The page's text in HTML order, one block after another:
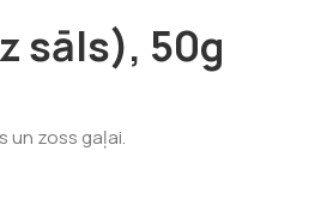
sāls), 50g
un zoss gaļai.